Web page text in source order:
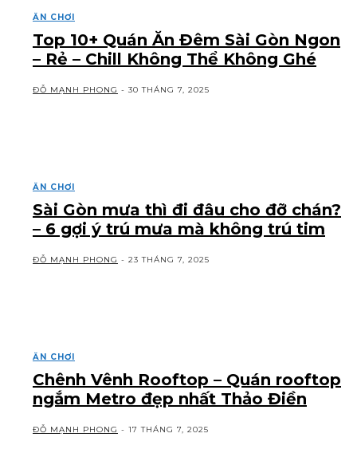
ĂN CHƠI
Top 10+ Quán Ăn Đêm Sài Gòn Ngon
– Rẻ – Chill Không Thể Không Ghé
ĐỖ MẠNH PHONG - 30 THÁNG 7, 2025
ĂN CHƠI
Sài Gòn mưa thì đi đâu cho đỡ chán?
– 6 gợi ý trú mưa mà không trú tim
ĐỖ MẠNH PHONG - 23 THÁNG 7, 2025
ĂN CHƠI
Chênh Vênh Rooftop – Quán rooftop
ngắm Metro đẹp nhất Thảo Điền
ĐỖ MẠNH PHONG - 17 THÁNG 7, 2025